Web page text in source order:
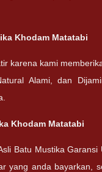
Khodam Matatabi
karena kami
Alami, dan
Khodam Matatabi
Batu Mustika Garansi
yang anda bayarkan,